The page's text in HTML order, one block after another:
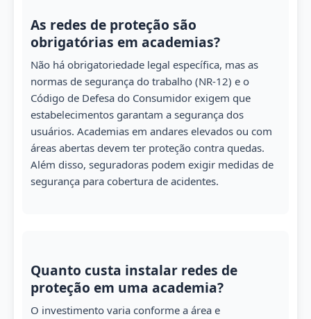
As redes de proteção são
obrigatórias em academias?
Não há obrigatoriedade legal específica, mas as
normas de segurança do trabalho (NR-12) e o
Código de Defesa do Consumidor exigem que
estabelecimentos garantam a segurança dos
usuários. Academias em andares elevados ou com
áreas abertas devem ter proteção contra quedas.
Além disso, seguradoras podem exigir medidas de
segurança para cobertura de acidentes.
Quanto custa instalar redes de
proteção em uma academia?
O investimento varia conforme a área e